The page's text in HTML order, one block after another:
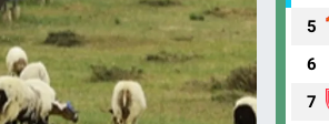
5
6
7